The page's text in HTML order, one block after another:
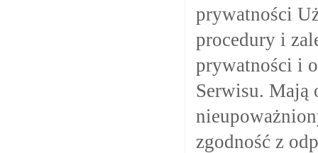
prywatności
procedury i
prywatności i
Serwisu. Mają
zgodność z